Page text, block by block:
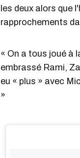
les deux alors que
rapprochements
« On a tous joué à
embrassé Rami,
eu « plus » avec
»